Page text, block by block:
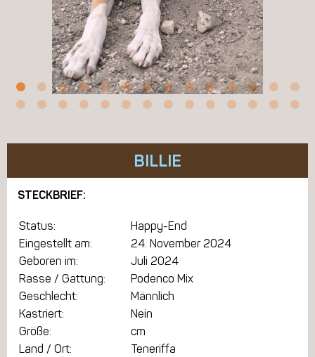
BILLIE
STECKBRIEF:
Status:
Happy-End
Eingestellt am:
24. November 2024
Geboren im:
Juli 2024
Rasse / Gattung:
Podenco Mix
Geschlecht:
Männlich
Kastriert:
Nein
Größe:
cm
Land / Ort:
Teneriffa